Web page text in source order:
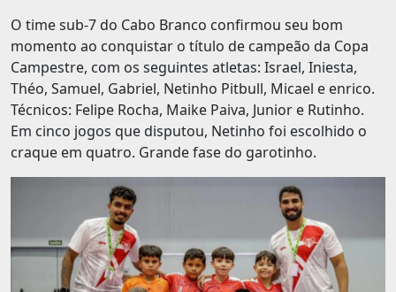
O time sub-7 do Cabo Branco confirmou seu bom
momento ao conquistar o título de campeão da Copa
Campestre, com os seguintes atletas: Israel, Iniesta,
Théo, Samuel, Gabriel, Netinho Pitbull, Micael e enrico.
Técnicos: Felipe Rocha, Maike Paiva, Junior e Rutinho.
Em cinco jogos que disputou, Netinho foi escolhido o
craque em quatro. Grande fase do garotinho.